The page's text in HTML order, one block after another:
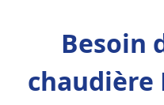
Besoin
chaudière